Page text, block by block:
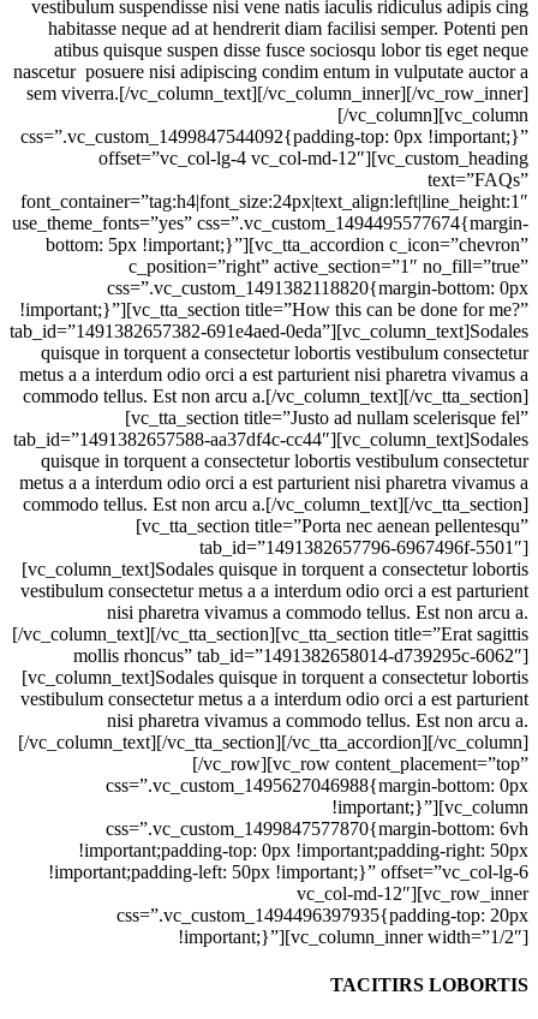
vestibulum suspendisse nisi vene natis iaculis ridiculus adipis cing
habitasse neque ad at hendrerit diam facilisi semper. Potenti pen
atibus quisque suspen disse fusce sociosqu lobor tis eget neque
nascetur posuere nisi adipiscing condim entum in vulputate auctor a
sem viverra.[/vc_column_text][/vc_column_inner][/vc_row_inner]
[/vc_column][vc_column
css=”.vc_custom_1499847544092{padding-top: 0px !important;}”
offset=”vc_col-lg-4 vc_col-md-12″][vc_custom_heading
text=”FAQs”
font_container=”tag:h4|font_size:24px|text_align:left|line_height:1″
use_theme_fonts=”yes” css=”.vc_custom_1494495577674{margin-
bottom: 5px !important;}”][vc_tta_accordion c_icon=”chevron”
c_position=”right” active_section=”1″ no_fill=”true”
css=”.vc_custom_1491382118820{margin-bottom: 0px
!important;}”][vc_tta_section title=”How this can be done for me?”
tab_id=”1491382657382-691e4aed-0eda”][vc_column_text]Sodales
quisque in torquent a consectetur lobortis vestibulum consectetur
metus a a interdum odio orci a est parturient nisi pharetra vivamus a
commodo tellus. Est non arcu a.[/vc_column_text][/vc_tta_section]
[vc_tta_section title=”Justo ad nullam scelerisque fel”
tab_id=”1491382657588-aa37df4c-cc44″][vc_column_text]Sodales
quisque in torquent a consectetur lobortis vestibulum consectetur
metus a a interdum odio orci a est parturient nisi pharetra vivamus a
commodo tellus. Est non arcu a.[/vc_column_text][/vc_tta_section]
[vc_tta_section title=”Porta nec aenean pellentesqu”
tab_id=”1491382657796-6967496f-5501″]
[vc_column_text]Sodales quisque in torquent a consectetur lobortis
vestibulum consectetur metus a a interdum odio orci a est parturient
nisi pharetra vivamus a commodo tellus. Est non arcu a.
[/vc_column_text][/vc_tta_section][vc_tta_section title=”Erat sagittis
mollis rhoncus” tab_id=”1491382658014-d739295c-6062″]
[vc_column_text]Sodales quisque in torquent a consectetur lobortis
vestibulum consectetur metus a a interdum odio orci a est parturient
nisi pharetra vivamus a commodo tellus. Est non arcu a.
[/vc_column_text][/vc_tta_section][/vc_tta_accordion][/vc_column]
[/vc_row][vc_row content_placement=”top”
css=”.vc_custom_1495627046988{margin-bottom: 0px
!important;}”][vc_column
css=”.vc_custom_1499847577870{margin-bottom: 6vh
!important;padding-top: 0px !important;padding-right: 50px
!important;padding-left: 50px !important;}” offset=”vc_col-lg-6
vc_col-md-12″][vc_row_inner
css=”.vc_custom_1494496397935{padding-top: 20px
!important;}”][vc_column_inner width=”1/2″]
TACITIRS LOBORTIS